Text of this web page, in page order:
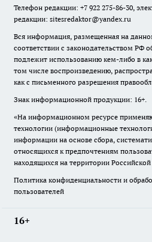
Телефон редакции: +7 922 275-86-30,
редакции: sitesredaktor@yandex.ru
Вся информация, размещенная на
соответствии с законодательством РФ
подлежит использованию кем-либо в
том числе воспроизведению,
как с письменного разрешения
Знак информационной продукции: 16+.
«На информационном ресурсе
технологии (информационные
информации на основе сбора,
относящихся к предпочтениям
находящихся на территории
Политика конфиденциальности и
пользователей
16+